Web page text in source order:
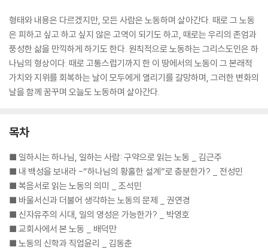
형태와 내용은 다르겠지만, 모든 사람은 노동하며 살아간다. 때로 그 노동
은 피하고 싶고 하고 싶지 않은 고역이 되기도 하고, 때로는 우리의 존엄과
풍성한 삶을 만끽하게 하기도 한다. 원칙적으로 노동하는 그리스도인은 하
나님의 형상이다. 때로 고통스럽기까지 한 이 땅에서의 노동이 그 본래적
가치와 지위를 회복하는 날이 모두에게 열리기를 갈망하며, 그러한 변화의
날을 함께 꿈꾸며 오늘도 노동하며 살아간다.
목차
■ 일하시는 하나님, 일하는 사람: 구약으로 읽는 노동 _ 김근주
■ 내 백성을 보내라 -“하나님의 황홀한 설계”로 충분한가? _ 전성민
■ 복음서로 읽는 노동의 의미 _ 조석민
■ 바울서신과 더불어 생각하는 노동의 문제 _ 권연경
■ 신자유주의 시대, 일의 영성은 가능한가? _ 박영호
■ 교회사에서 본 노동 _ 배덕만
■ 노동의 신학과 직업윤리 _ 김동춘